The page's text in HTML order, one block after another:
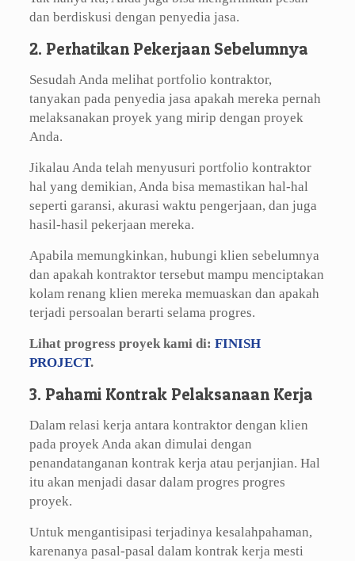
dan berdiskusi dengan penyedia jasa.
2. Perhatikan Pekerjaan Sebelumnya
Sesudah Anda melihat portfolio kontraktor,
tanyakan pada penyedia jasa apakah mereka pernah
melaksanakan proyek yang mirip dengan proyek
Anda.
Jikalau Anda telah menyusuri portfolio kontraktor
hal yang demikian, Anda bisa memastikan hal-hal
seperti garansi, akurasi waktu pengerjaan, dan juga
hasil-hasil pekerjaan mereka.
Apabila memungkinkan, hubungi klien sebelumnya
dan apakah kontraktor tersebut mampu menciptakan
kolam renang klien mereka memuaskan dan apakah
terjadi persoalan berarti selama progres.
Lihat progress proyek kami di: FINISH
PROJECT.
3. Pahami Kontrak Pelaksanaan Kerja
Dalam relasi kerja antara kontraktor dengan klien
pada proyek Anda akan dimulai dengan
penandatanganan kontrak kerja atau perjanjian. Hal
itu akan menjadi dasar dalam progres progres
proyek.
Untuk mengantisipasi terjadinya kesalahpahaman,
karenanya pasal-pasal dalam kontrak kerja mesti